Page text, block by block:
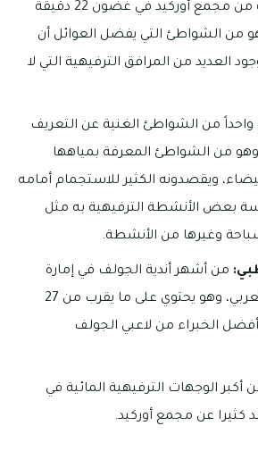
يمكن الوصول إليه من مجمع أوركيد في غضون 22 دقيقة
من الشواطئ التي يفضل العوائل أن
العديد من المرافق الترفيهية التي لا
واحداً من الشواطئ الغنية عن التعريف
وهو من الشواطئ المعرفة بمياهها
ويقصدونه الكثير للاستجمام أمامه
بعض الأنشطة الترفيهية به مثل
وغيرها من الأنشطة.
من أشهر أندية الجولف في إمارة
أبوظبي والوطن العربي، وهو يحتوي على ما يقرب من 27
الخبراء من لاعبي الجولف
أكبر الوجهات الترفيهية المائية في
كثيرا عن مجمع أوركيد.